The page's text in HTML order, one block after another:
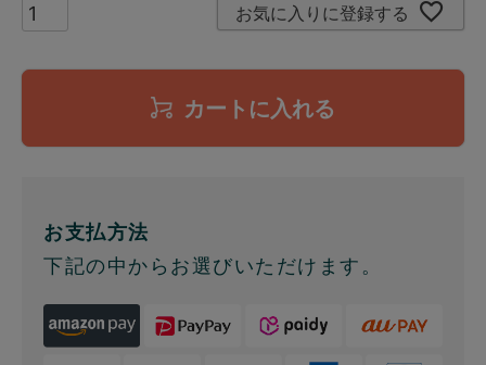
お気に入りに登録する
カートに入れる
お支払方法
下記の中からお選びいただけます。